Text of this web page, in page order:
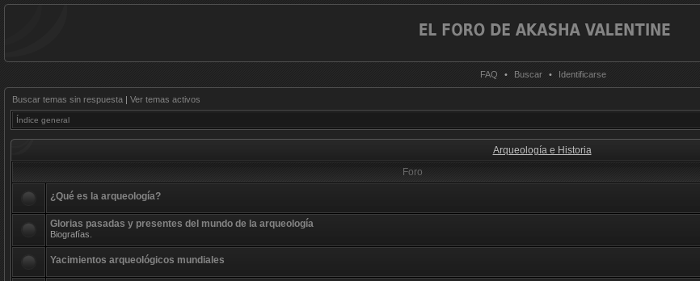
FAQ • Buscar • Identificarse
Buscar temas sin respuesta | Ver temas activos
Índice general
Arqueología e Historia
Foro
¿Qué es la arqueología?
Glorias pasadas y presentes del mundo de la arqueología
Biografías.
Yacimientos arqueológicos mundiales